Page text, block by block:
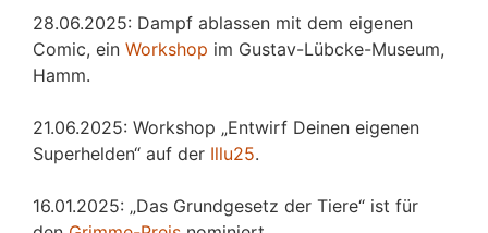
28.06.2025: Dampf ablassen mit dem eigenen
Comic, ein Workshop im Gustav-Lübcke-Museum,
Hamm.
21.06.2025: Workshop „Entwirf Deinen eigenen
Superhelden“ auf der Illu25.
16.01.2025: „Das Grundgesetz der Tiere“ ist für